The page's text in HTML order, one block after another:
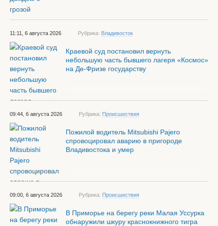
11:11, 6 августа 2026 Рубрика: Владивосток
Краевой суд постановил вернуть
небольшую часть бывшего лагеря «Космос»
на Де-Фризе государству
09:44, 6 августа 2026 Рубрика: Происшествия
Пожилой водитель Mitsubishi Pajero
спровоцировал аварию в пригороде
Владивостока и умер
09:00, 6 августа 2026 Рубрика: Происшествия
В Приморье на берегу реки Малая Уссурка
обнаружили шкуру краснокнижного тигра